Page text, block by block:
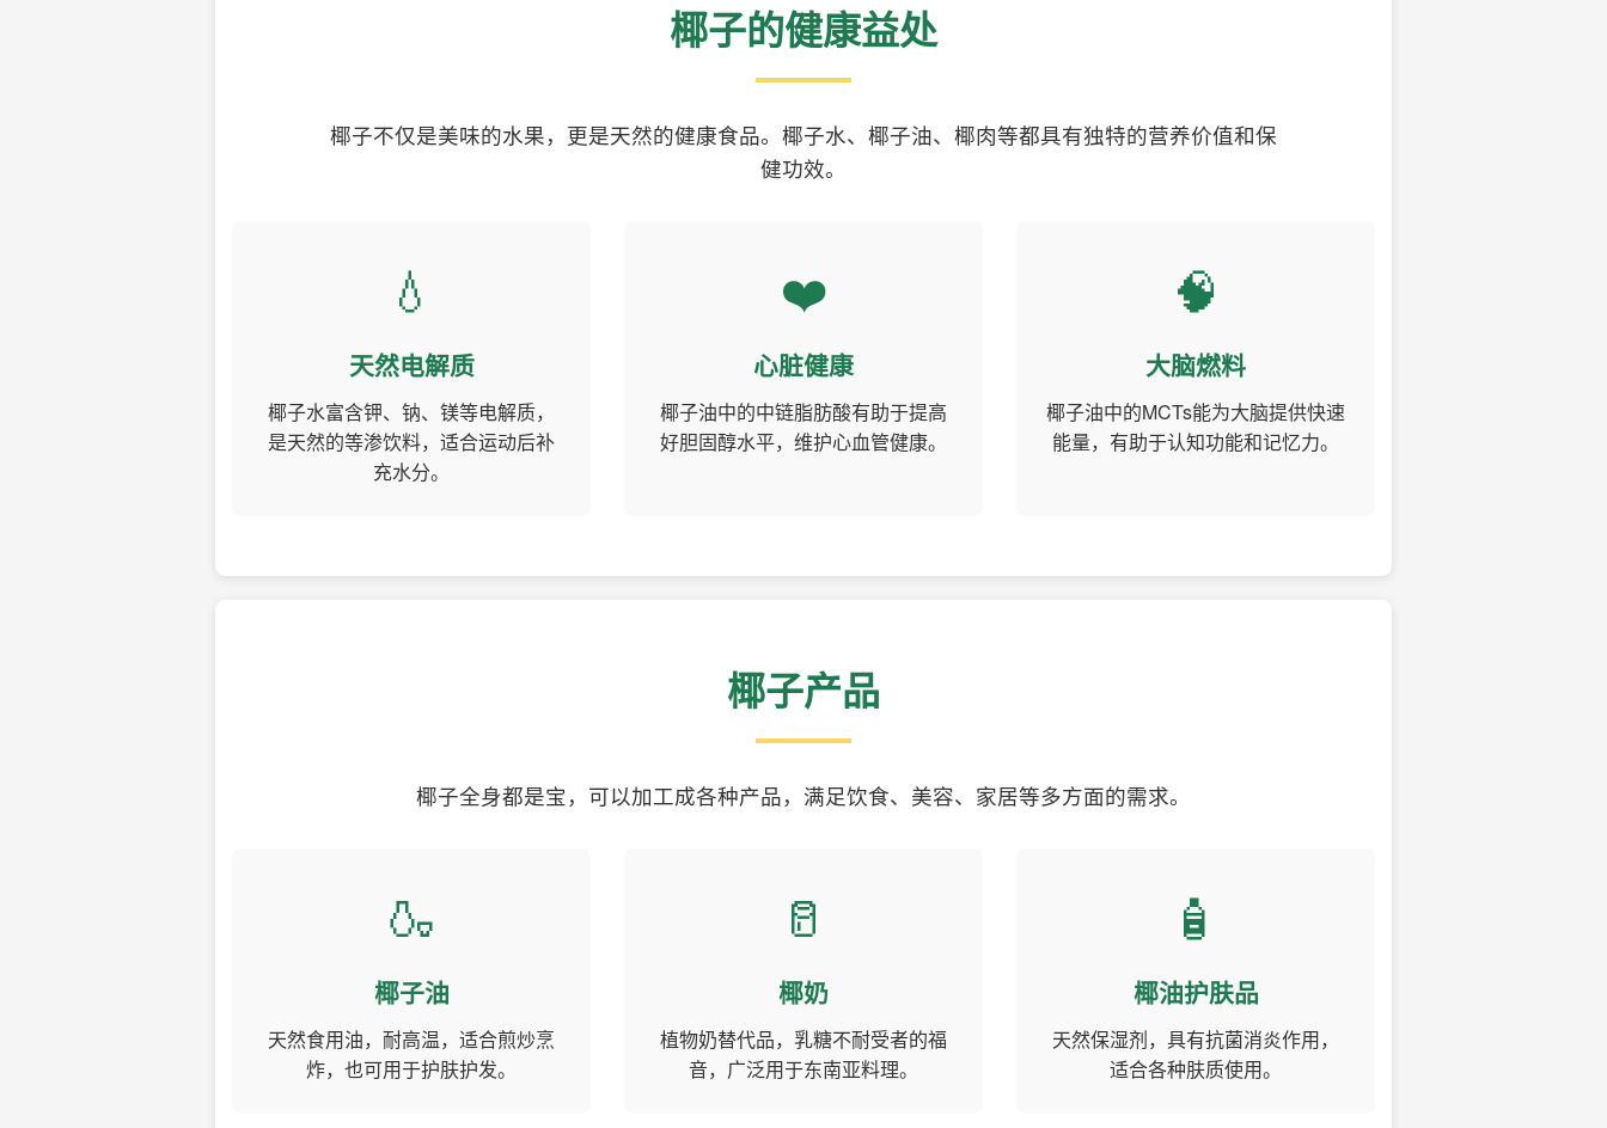
椰子的健康益处
椰子不仅是美味的水果，更是天然的健康食品。椰子水、椰子油、椰肉等都具有独特的营养价值和保
健功效。
💧
天然电解质
椰子水富含钾、钠、镁等电解质，
是天然的等渗饮料，适合运动后补
充水分。
❤️
心脏健康
椰子油中的中链脂肪酸有助于提高
好胆固醇水平，维护心血管健康。
🧠
大脑燃料
椰子油中的MCTs能为大脑提供快速
能量，有助于认知功能和记忆力。
椰子产品
椰子全身都是宝，可以加工成各种产品，满足饮食、美容、家居等多方面的需求。
🍶
椰子油
天然食用油，耐高温，适合煎炒烹
炸，也可用于护肤护发。
🥛
椰奶
植物奶替代品，乳糖不耐受者的福
音，广泛用于东南亚料理。
🧴
椰油护肤品
天然保湿剂，具有抗菌消炎作用，
适合各种肤质使用。